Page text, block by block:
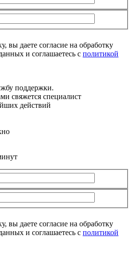
вы даете согласие на обработку
и соглашаетесь с политикой
поддержки.
свяжется специалист
действий
вы даете согласие на обработку
и соглашаетесь с политикой